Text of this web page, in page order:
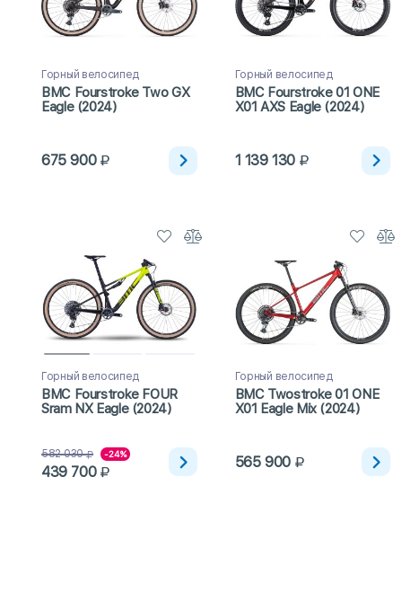
Горный велосипед
BMC Fourstroke Two GX
Eagle (2024)
675 900
Горный велосипед
BMC Fourstroke 01 ONE
X01 AXS Eagle (2024)
1 139 130
Горный велосипед
BMC Fourstroke FOUR
Sram NX Eagle (2024)
582 030 -24%
439 700
Горный велосипед
BMC Twostroke 01 ONE
X01 Eagle Mix (2024)
565 900